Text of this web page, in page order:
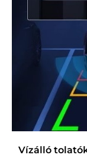
Vízálló